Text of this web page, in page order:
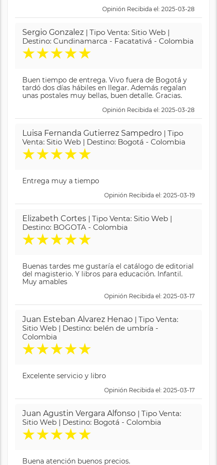
Opinión Recibida el: 2025-03-28
Sergio Gonzalez | Tipo Venta: Sitio Web |
Destino: Cundinamarca - Facatativá - Colombia
★★★★★
Buen tiempo de entrega. Vivo fuera de Bogotá y
tardó dos días hábiles en llegar. Además regalan
unas postales muy bellas, buen detalle. Gracias.
Opinión Recibida el: 2025-03-28
Luisa Fernanda Gutierrez Sampedro | Tipo
Venta: Sitio Web | Destino: Bogotá - Colombia
★★★★★
Entrega muy a tiempo
Opinión Recibida el: 2025-03-19
Elizabeth Cortes | Tipo Venta: Sitio Web |
Destino: BOGOTA - Colombia
★★★★★
Buenas tardes me gustaría el catálogo de editorial
del magisterio. Y libros para educación. Infantil.
Muy amables
Opinión Recibida el: 2025-03-17
Juan Esteban Alvarez Henao | Tipo Venta:
Sitio Web | Destino: belén de umbría -
Colombia
★★★★★
Excelente servicio y libro
Opinión Recibida el: 2025-03-17
Juan Agustin Vergara Alfonso | Tipo Venta:
Sitio Web | Destino: Bogotá - Colombia
★★★★★
Buena atención buenos precios.